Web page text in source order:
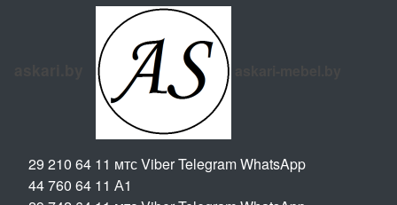
29 210 64 11 мтс Viber Telegram WhatsApp
44 760 64 11 А1